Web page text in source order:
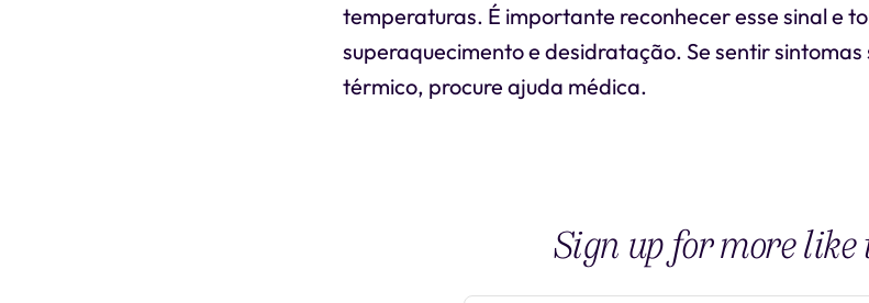
temperaturas. É importante reconhecer esse sinal e
superaquecimento e desidratação. Se sentir sintomas
térmico, procure ajuda médica.
Sign up for more like